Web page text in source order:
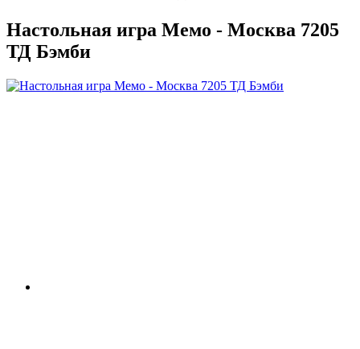
Настольная игра Мемо - Москва 7205
ТД Бэмби